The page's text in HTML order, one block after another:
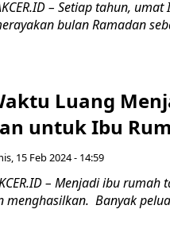
– Setiap tahun,
bulan Ramadan
Luang
untuk Ibu
15 Feb 2024 - 14:59
– Menjadi ibu
menghasilkan. Banyak